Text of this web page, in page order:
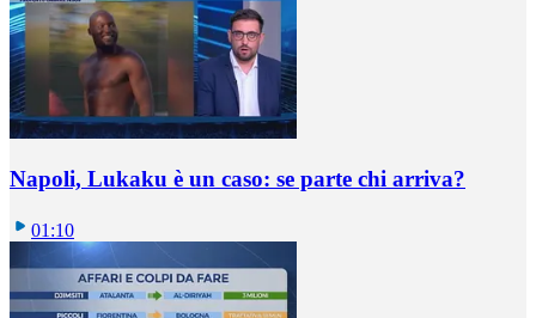
Napoli, Lukaku è un caso: se parte chi arriva?
01:10